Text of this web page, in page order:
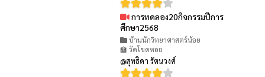
การทดลอง20กิจกรรมปีการ
ศึกษา2568
บ้านนักวิทยาศาสตร์น้อย
🏫 วัดโขดหอย
@สุทธิดา รัตนวงศ์